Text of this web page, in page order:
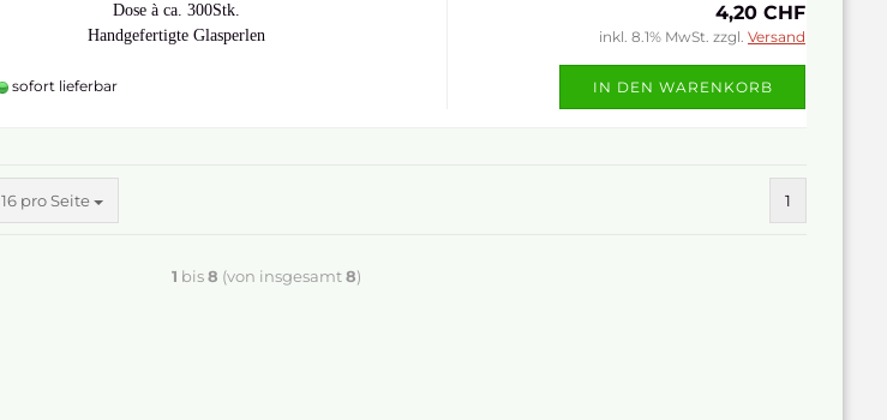
Dose à ca. 300Stk.
Handgefertigte Glasperlen
sofort lieferbar
4,20 CHF
inkl. 8.1% MwSt. zzgl. Versand
IN DEN WARENKORB
16 pro Seite 1
1 bis8 (von insgesamt8)